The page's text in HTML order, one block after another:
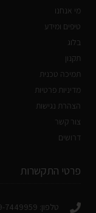
מי אנחנו
טיפים ומידע
בלוג
תקנון
תמיכה טכנית
מדיניות פרטיות
הצהרת נגישות
צור קשר
דרושים
פרטי התקשרות
טלפון: 09-7449959 | 3730*